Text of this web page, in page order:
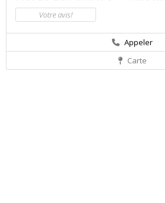
Votre avis!
Appeler
Carte